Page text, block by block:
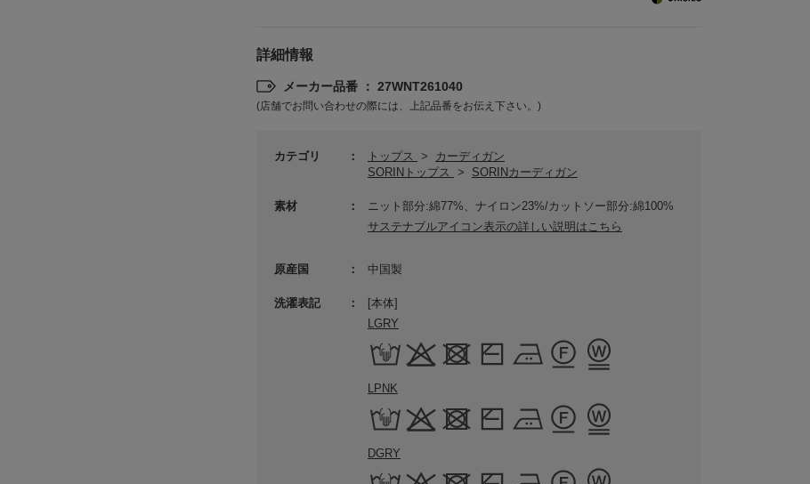
詳細情報
メーカー品番 ： 27WNT261040
(店舗でお問い合わせの際には、上記品番をお伝え下さい。)
カテゴリ トップス >
カーディガン
SORINトップス
> SORINカーディガン
素材
ニット部分:綿77%、ナイロン23%/カットソー部分:綿100%
サステナブルアイコン表示の詳しい説明はこちら
原産国 中国製
洗濯表記
[本体]
LGRY
LPNK
DGRY